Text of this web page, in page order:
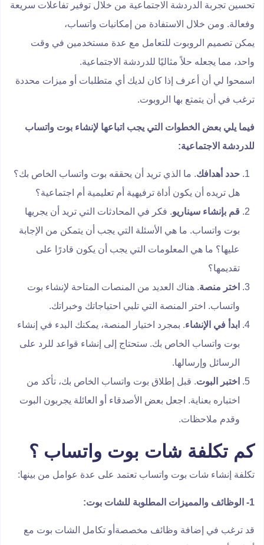
تحسين تجربة الدردشة الاجتماعية من خلال توفير تفاعلات سريعة
وفعالة. ومن خلال الاستفادة من إمكانيات واتساب،
يمكن تصميم الروبوت للتعامل مع عدة مستخدمين في وقت
واحد، مما يجعله حلاً مثاليًا للدردشة الاجتماعية.
اسمحوا لي أن أعرف إذا كان لديك أي متطلبات أو ميزات محددة
ترغب في أن يتمتع بها الروبوت.
فيما يلي بعض الخطوات التي يجب اتباعها لإنشاء بوت واتساب
للدردشة الاجتماعية:
حدد أهدافك. ما الذي تريد أن يحققه بوت واتساب الخاص بك؟
هل تريده أن يكون أداة ترفيهية أم تعليمية أم اجتماعية؟
قم بإنشاء سيناريو. فكر في المحادثات التي تريد أن يجريها
بوت واتساب. ما هي الأسئلة التي يجب أن يتمكن من الإجابة
عليها؟ ما هي المعلومات التي يجب أن يكون قادرًا على
تقديمها؟
اختر منصة. هناك العديد من المنصات المتاحة لإنشاء بوت
واتساب. اختر المنصة التي تلبي احتياجاتك وخبراتك.
ابدأ في الإنشاء. بمجرد اختيار المنصة، يمكنك البدء في إنشاء
بوت واتساب الخاص بك. ستحتاج إلى إنشاء قواعد للرد على
الرسائل وإرسالها.
اختبر البوت. قبل إطلاق بوت واتساب الخاص بك، تأكد من
اختباره بعناية. اجعل بعض الأصدقاء أو العائلة يجربون البوت
وقدم ملاحظات.
كم تكلفة شات بوت واتساب ؟
تكلفة إنشاء شات بوت واتساب تعتمد على عدة عوامل من بينها:
1- الوظائف والمميزات المطلوبة للشات بوت:
قد ترغب في إضافة وظائف مخصصةأو تكامل الشات بوت مع